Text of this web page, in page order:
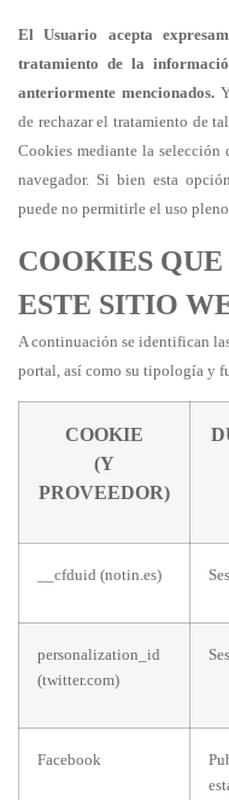
El Usuario acepta
tratamiento de la
anteriormente mencionados.
de rechazar el tratamiento de
Cookies mediante la
navegador. Si bien esta
puede no permitirle el uso
COOKIES
ESTE SITIO
A continuación se identifican
portal, así como su tipología y
COOKIE
(Y
PROVEEDOR)
__cfduid (notin.es)
personalization_id
(twitter.com)
Facebook